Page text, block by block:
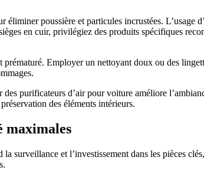
poussière et particules incrustées. L’usage
en cuir, privilégiez des produits spécifiques
Employer un nettoyant doux ou des
purificateurs d’air pour voiture améliore
des éléments intérieurs.
maximales
et l’investissement dans les pièces